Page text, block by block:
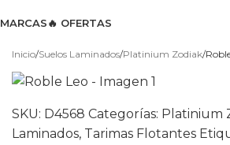
MARCAS🔥 OFERTAS
Ver catálogo 2026
Inicio Suelos Laminados Platinium Zodiak
SKU: D4568 Categorías: Platinium
Laminados, Tarimas Flotantes